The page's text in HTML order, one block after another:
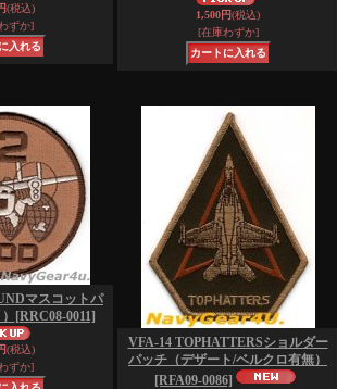
(税込)
ずか]
1,500円(税込)
[在庫わずか]
マスコットパ
[RRC08-0011]
(税込)
ずか]
VFA-14 TOPHATTERSショルダー
パッチ（デザート/ベルクロ有無）
[RFA09-0086]